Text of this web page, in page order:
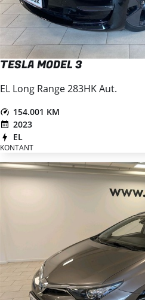
TESLA MODEL 3
EL Long Range 283HK Aut.
154.001 KM
2023
EL
KONTANT